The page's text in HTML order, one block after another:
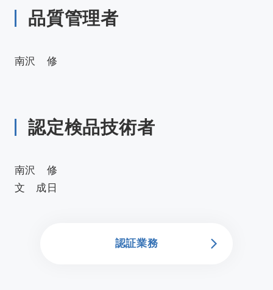
品質管理者
南沢 修
認定検品技術者
南沢 修
文 成日
認証業務